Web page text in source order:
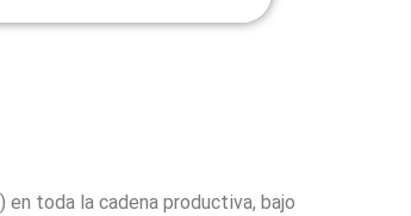
) en toda la cadena productiva, bajo